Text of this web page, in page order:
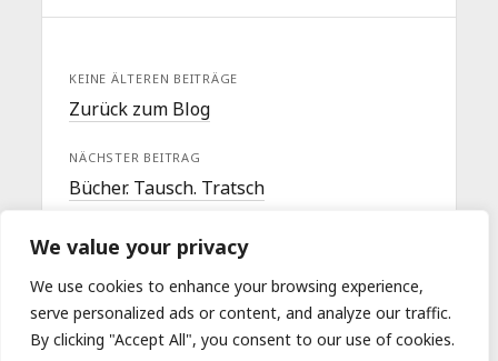
We value your privacy
We use cookies to enhance your browsing experience,
serve personalized ads or content, and analyze our traffic.
By clicking "Accept All", you consent to our use of cookies.
KEINE ÄLTEREN BEITRÄGE
Zurück zum Blog
NÄCHSTER BEITRAG
Bücher. Tausch. Tratsch